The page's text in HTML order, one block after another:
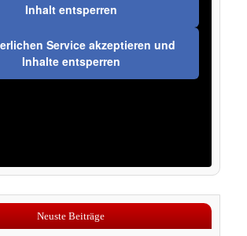
Inhalt entsperren
Service akzeptieren und
Inhalte entsperren
Neuste Beiträge